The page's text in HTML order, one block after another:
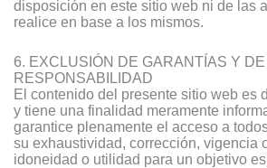
disposición en este sitio web ni de las
realice en base a los mismos.
6. EXCLUSIÓN DE GARANTÍAS Y DE
RESPONSABILIDAD
El contenido del presente sitio web es
y tiene una finalidad meramente
garantice plenamente el acceso a
su exhaustividad, corrección, vigencia
idoneidad o utilidad para un objetivo